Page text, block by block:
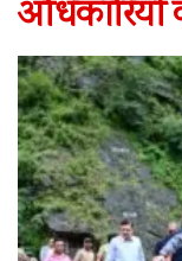
अधिकारियों